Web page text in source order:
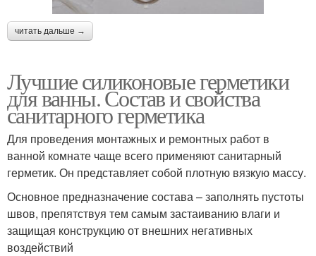
читать дальше →
Лучшие силиконовые герметики
для ванны. Состав и свойства
санитарного герметика
Для проведения монтажных и ремонтных работ в
ванной комнате чаще всего применяют санитарный
герметик. Он представляет собой плотную вязкую массу.
Основное предназначение состава – заполнять пустоты
швов, препятствуя тем самым застаиванию влаги и
защищая конструкцию от внешних негативных
воздействий